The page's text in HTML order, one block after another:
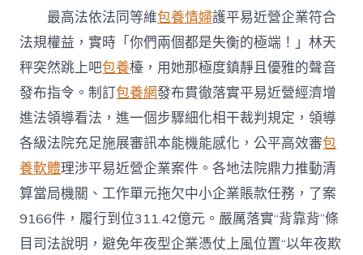
最高法依法同等維包養情婦護平易近營企業符合
法規權益，實時「你們兩個都是失衡的極端！」林天
秤突然跳上吧包養檯，用她那極度鎮靜且優雅的聲音
發布指令。制訂包養網發布貫徹落實平易近營經濟增
進法領導看法，進一個步驟細化相干裁判規定，領導
各級法院充足施展審訊本能機能感化，公平高效審包
養軟體理涉平易近營企業案件。各地法院鼎力推動清
算當局機關、工作單元拖欠中小企業賬款任務，了案
9166件，履行到位311.42億元。嚴厲落實“背靠背”條
目司法說明，避免年夜型企業憑仗上風位置“以年夜欺